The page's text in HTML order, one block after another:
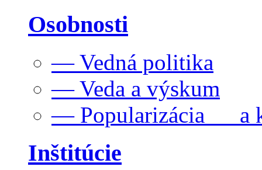
Osobnosti
— Vedná politika
— Veda a výskum
— Popularizácia a
Inštitúcie